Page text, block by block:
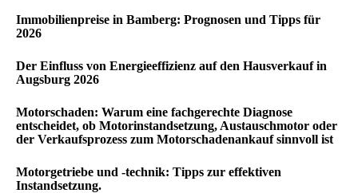
Immobilienpreise in Bamberg: Prognosen und Tipps für
2026
Der Einfluss von Energieeffizienz auf den Hausverkauf in
Augsburg 2026
Motorschaden: Warum eine fachgerechte Diagnose
entscheidet, ob Motorinstandsetzung, Austauschmotor oder
der Verkaufsprozess zum Motorschadenankauf sinnvoll ist
Motorgetriebe und -technik: Tipps zur effektiven
Instandsetzung.